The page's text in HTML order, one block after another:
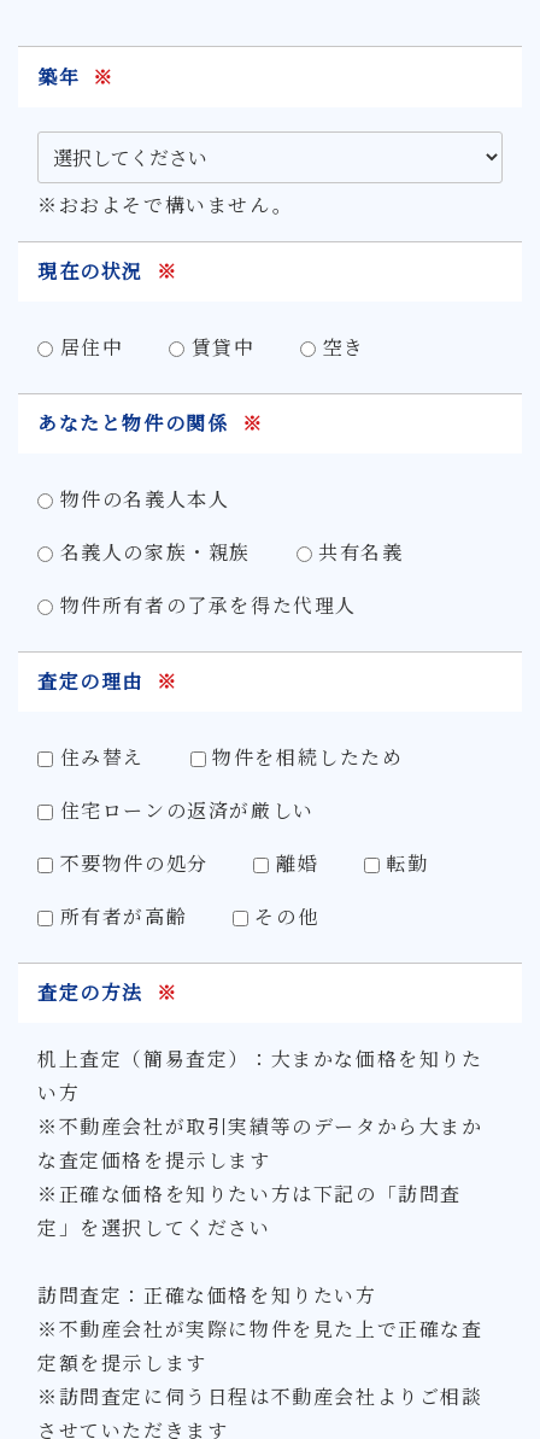
築年 ※
※おおよそで構いません。
現在の状況 ※
居住中 賃貸中 空き
あなたと物件の関係 ※
物件の名義人本人
名義人の家族・親族
共有名義
物件所有者の了承を得た代理人
査定の理由 ※
住み替え
物件を相続したため
住宅ローンの返済が厳しい
不要物件の処分
離婚
転勤
所有者が高齢
その他
査定の方法 ※
机上査定（簡易査定）：大まかな価格を知りた
い方
※不動産会社が取引実績等のデータから大まか
な査定価格を提示します
※正確な価格を知りたい方は下記の「訪問査
定」を選択してください
訪問査定：正確な価格を知りたい方
※不動産会社が実際に物件を見た上で正確な査
定額を提示します
※訪問査定に伺う日程は不動産会社よりご相談
させていただきます